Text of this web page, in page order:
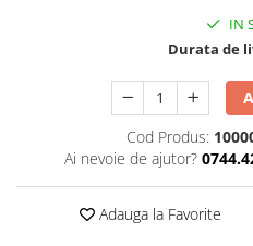
IN
Durata de
Cod Produs:
Ai nevoie de ajutor?
Adauga la Favorite